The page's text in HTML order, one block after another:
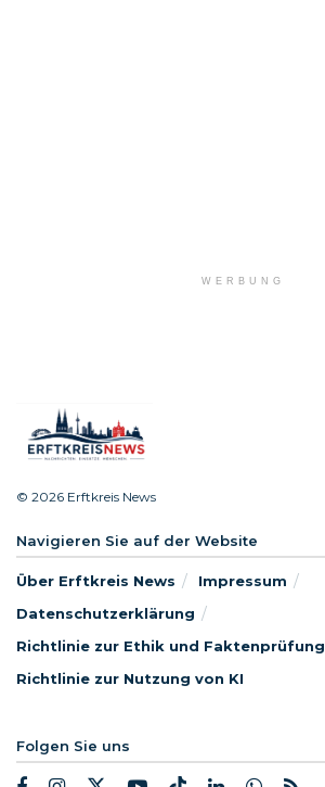
WERBUNG
© 2026 Erftkreis News
Navigieren Sie auf der Website
Über Erftkreis News
Impressum
Datenschutzerklärung
Richtlinie zur Ethik und Faktenprüfung
Richtlinie zur Nutzung von KI
Folgen Sie uns